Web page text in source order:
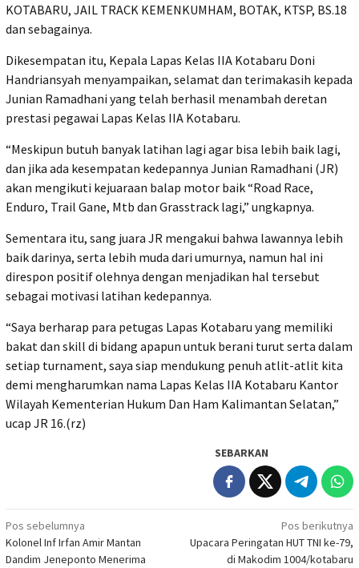
KOTABARU, JAIL TRACK KEMENKUMHAM, BOTAK, KTSP, BS.18
dan sebagainya.
Dikesempatan itu, Kepala Lapas Kelas IIA Kotabaru Doni
Handriansyah menyampaikan, selamat dan terimakasih kepada
Junian Ramadhani yang telah berhasil menambah deretan
prestasi pegawai Lapas Kelas IIA Kotabaru.
“Meskipun butuh banyak latihan lagi agar bisa lebih baik lagi,
dan jika ada kesempatan kedepannya Junian Ramadhani (JR)
akan mengikuti kejuaraan balap motor baik “Road Race,
Enduro, Trail Gane, Mtb dan Grasstrack lagi,” ungkapnya.
Sementara itu, sang juara JR mengakui bahwa lawannya lebih
baik darinya, serta lebih muda dari umurnya, namun hal ini
direspon positif olehnya dengan menjadikan hal tersebut
sebagai motivasi latihan kedepannya.
“Saya berharap para petugas Lapas Kotabaru yang memiliki
bakat dan skill di bidang apapun untuk berani turut serta dalam
setiap turnament, saya siap mendukung penuh atlit-atlit kita
demi mengharumkan nama Lapas Kelas IIA Kotabaru Kantor
Wilayah Kementerian Hukum Dan Ham Kalimantan Selatan,”
ucap JR 16.(rz)
SEBARKAN
Navigasi
pos
Pos sebelumnya
Kolonel Inf Irfan Amir Mantan
Dandim Jeneponto Menerima
Pos berikutnya
Upacara Peringatan HUT TNI ke-79,
di Makodim 1004/kotabaru